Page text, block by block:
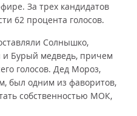
За трех кандидатов
62 процента голосов.
Солнышко,
Бурый медведь, причем
голосов. Дед Мороз,
был одним из фаворитов,
собственностью МОК,